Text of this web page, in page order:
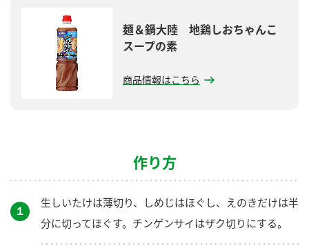
麺＆鍋大陸 地鶏しおちゃんこ
スープの素
商品情報はこちら
作り方
１
生しいたけは薄切り、しめじはほぐし、えのきだけは半
分に切ってほぐす。チンゲンサイはザク切りにする。